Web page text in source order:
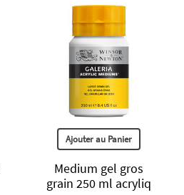
Ajouter au Panier
Medium gel gros
grain 250 ml acryliq